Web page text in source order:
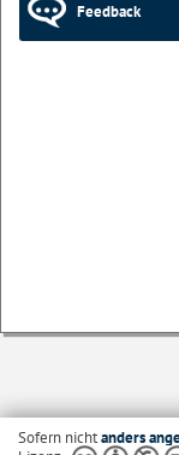
Feedback
Sofern nichtanders